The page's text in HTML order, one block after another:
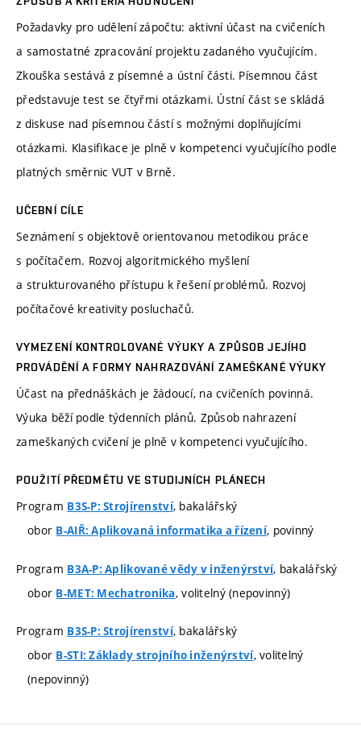
Požadavky pro udělení zápočtu: aktivní účast na cvičeních
a samostatné zpracování projektu zadaného vyučujícím.
Zkouška sestává z písemné a ústní části. Písemnou část
představuje test se čtyřmi otázkami. Ústní část se skládá
z diskuse nad písemnou částí s možnými doplňujícími
otázkami. Klasifikace je plně v kompetenci vyučujícího podle
platných směrnic VUT v Brně.
UČEBNÍ CÍLE
Seznámení s objektově orientovanou metodikou práce
s počítačem. Rozvoj algoritmického myšlení
a strukturovaného přístupu k řešení problémů. Rozvoj
počítačové kreativity posluchačů.
VYMEZENÍ KONTROLOVANÉ VÝUKY A ZPŮSOB JEJÍHO
PROVÁDĚNÍ A FORMY NAHRAZOVÁNÍ ZAMEŠKANÉ VÝUKY
Účast na přednáškách je žádoucí, na cvičeních povinná.
Výuka běží podle týdenních plánů. Způsob nahrazení
zameškaných cvičení je plně v kompetenci vyučujícího.
POUŽITÍ PŘEDMĚTU VE STUDIJNÍCH PLÁNECH
Program B3S-P: Strojírenství, bakalářský
obor B-AIŘ: Aplikovaná informatika a řízení, povinný
Program B3A-P: Aplikované vědy v inženýrství, bakalářský
obor B-MET: Mechatronika, volitelný (nepovinný)
Program B3S-P: Strojírenství, bakalářský
obor B-STI: Základy strojního inženýrství, volitelný
(nepovinný)